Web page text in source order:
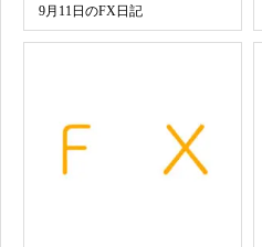
9月11日のFX日記